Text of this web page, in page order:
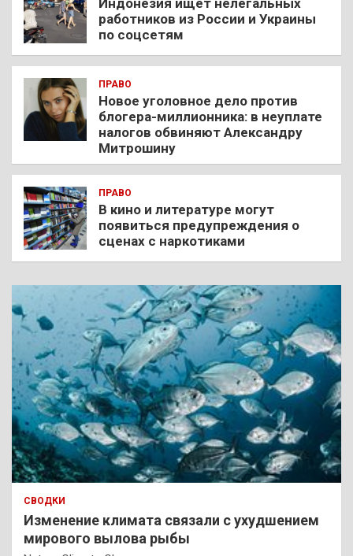
Индонезия ищет нелегальных
работников из России и Украины
по соцсетям
ПРАВО
Новое уголовное дело против
блогера-миллионника: в неуплате
налогов обвиняют Александру
Митрошину
ПРАВО
В кино и литературе могут
появиться предупреждения о
сценах с наркотиками
СВОДКИ
Изменение климата связали с ухудшением
мирового вылова рыбы